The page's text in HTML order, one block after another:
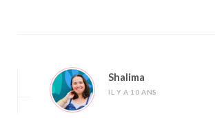
Shalima
IL Y A 10 ANS